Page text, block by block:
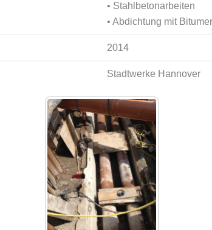
• Stahlbetonarbeiten
• Abdichtung mit
2014
Stadtwerke Hannover